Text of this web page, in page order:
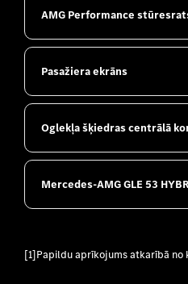
AMG Performance
Pasažiera ekrāns
Oglekļa šķiedras centrālā
Mercedes-AMG GLE 53
[1]Papildu aprīkojums atkarībā no